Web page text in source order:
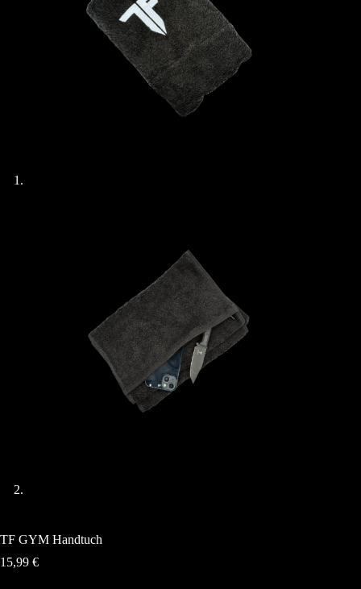
TF GYM Handtuch
15,99 €